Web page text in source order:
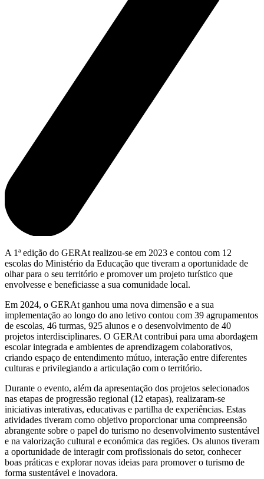
A 1ª edição do GERAt realizou-se em 2023 e contou com 12
escolas do Ministério da Educação que tiveram a oportunidade de
olhar para o seu território e promover um projeto turístico que
envolvesse e beneficiasse a sua comunidade local.
Em 2024, o GERAt ganhou uma nova dimensão e a sua
implementação ao longo do ano letivo contou com 39 agrupamentos
de escolas, 46 turmas, 925 alunos e o desenvolvimento de 40
projetos interdisciplinares. O GERAt contribui para uma abordagem
escolar integrada e ambientes de aprendizagem colaborativos,
criando espaço de entendimento mútuo, interação entre diferentes
culturas e privilegiando a articulação com o território.
Durante o evento, além da apresentação dos projetos selecionados
nas etapas de progressão regional (12 etapas), realizaram-se
iniciativas interativas, educativas e partilha de experiências. Estas
atividades tiveram como objetivo proporcionar uma compreensão
abrangente sobre o papel do turismo no desenvolvimento sustentável
e na valorização cultural e económica das regiões. Os alunos tiveram
a oportunidade de interagir com profissionais do setor, conhecer
boas práticas e explorar novas ideias para promover o turismo de
forma sustentável e inovadora.